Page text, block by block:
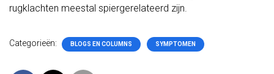
rugklachten meestal spiergerelateerd zijn.
Categorieën: BLOGS EN COLUMNS SYMPTOMEN